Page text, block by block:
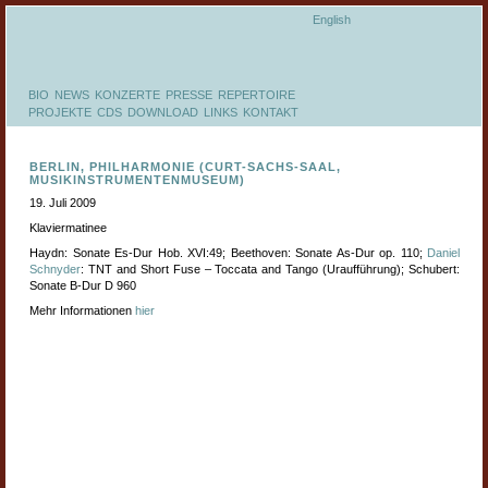
English
BIO NEWS KONZERTE PRESSE REPERTOIRE
PROJEKTE CDS DOWNLOAD LINKS KONTAKT
BERLIN, PHILHARMONIE (CURT-SACHS-SAAL,
MUSIKINSTRUMENTENMUSEUM)
19. Juli 2009
Klaviermatinee
Haydn: Sonate Es-Dur Hob. XVI:49; Beethoven: Sonate As-Dur op. 110; Daniel
Schnyder: TNT and Short Fuse – Toccata and Tango (Uraufführung); Schubert:
Sonate B-Dur D 960
Mehr Informationen hier